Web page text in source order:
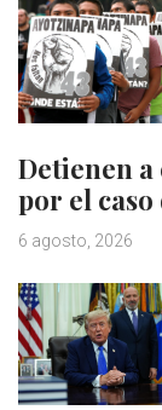
Detienen
por el
6 agosto, 2026